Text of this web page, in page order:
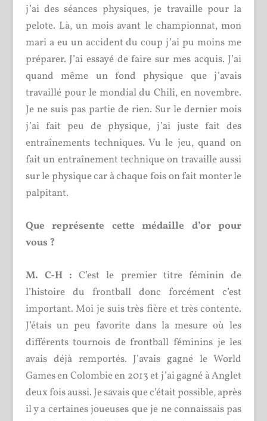
j’ai des séances physiques, je travaille pour la
pelote. Là, un mois avant le championnat, mon
mari a eu un accident du coup j’ai pu moins me
préparer. J’ai essayé de faire sur mes acquis. J’ai
quand même un fond physique que j’avais
travaillé pour le mondial du Chili, en novembre.
Je ne suis pas partie de rien. Sur le dernier mois
j’ai fait peu de physique, j’ai juste fait des
entraînements techniques. Vu le jeu, quand on
fait un entraînement technique on travaille aussi
sur le physique car à chaque fois on fait monter le
palpitant.
Que représente cette médaille d’or pour
vous ?
M. C-H : C’est le premier titre féminin de
l’histoire du frontball donc forcément c’est
important. Moi je suis très fière et très contente.
J’étais un peu favorite dans la mesure où les
différents tournois de frontball féminins je les
avais déjà remportés. J’avais gagné le World
Games en Colombie en 2013 et j’ai gagné à Anglet
deux fois aussi. Je savais que c’était possible, après
il y a certaines joueuses que je ne connaissais pas